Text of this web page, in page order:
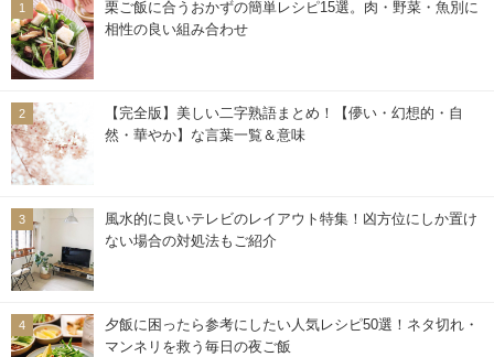
栗ご飯に合うおかずの簡単レシピ15選。肉・野菜・魚別に
相性の良い組み合わせ
【完全版】美しい二字熟語まとめ！【儚い・幻想的・自
然・華やか】な言葉一覧＆意味
風水的に良いテレビのレイアウト特集！凶方位にしか置け
ない場合の対処法もご紹介
夕飯に困ったら参考にしたい人気レシピ50選！ネタ切れ・
マンネリを救う毎日の夜ご飯